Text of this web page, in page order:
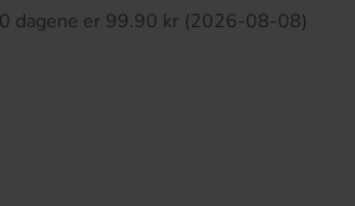
dagene er 99.90 kr (2026-08-08)